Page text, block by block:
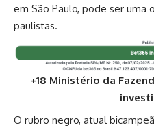
em São Paulo, pode ser uma
paulistas.
+18 Ministério da
O rubro negro, atual